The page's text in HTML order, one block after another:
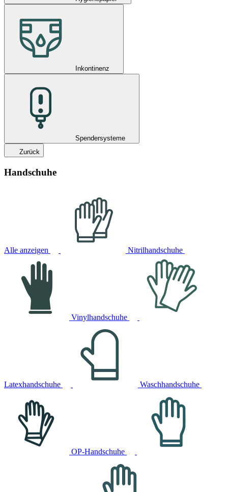
Inkontinenz
Spendersysteme
Zurück
Handschuhe
Alle anzeigen Nitrilhandschuhe
Vinylhandschuhe
Latexhandschuhe Waschhandschuhe
OP-Handschuhe